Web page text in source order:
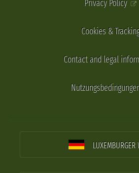
Privacy Policy
Cookies &
Contact and legal
LUXEMBURGER